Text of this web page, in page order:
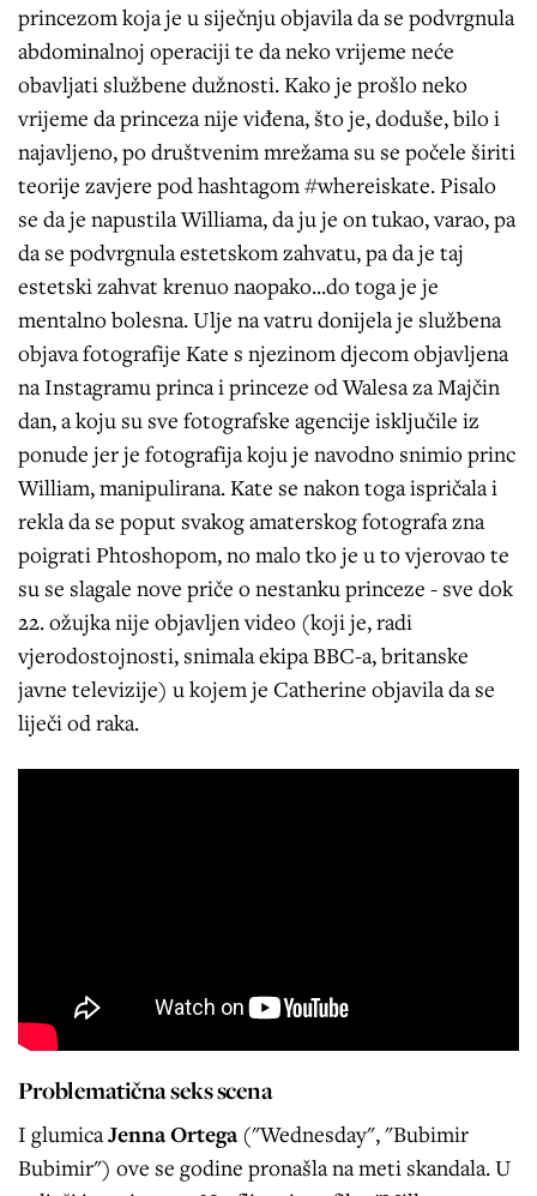
princezom koja je u siječnju objavila da se podvrgnula
abdominalnoj operaciji te da neko vrijeme neće
obavljati službene dužnosti. Kako je prošlo neko
vrijeme da princeza nije viđena, što je, doduše, bilo i
najavljeno, po društvenim mrežama su se počele širiti
teorije zavjere pod hashtagom #whereiskate. Pisalo
se da je napustila Williama, da ju je on tukao, varao, pa
da se podvrgnula estetskom zahvatu, pa da je taj
estetski zahvat krenuo naopako...do toga je je
mentalno bolesna. Ulje na vatru donijela je službena
objava fotografije Kate s njezinom djecom objavljena
na Instagramu princa i princeze od Walesa za Majčin
dan, a koju su sve fotografske agencije isključile iz
ponude jer je fotografija koju je navodno snimio princ
William, manipulirana. Kate se nakon toga ispričala i
rekla da se poput svakog amaterskog fotografa zna
poigrati Phtoshopom, no malo tko je u to vjerovao te
su se slagale nove priče o nestanku princeze - sve dok
22. ožujka nije objavljen video (koji je, radi
vjerodostojnosti, snimala ekipa BBC-a, britanske
javne televizije) u kojem je Catherine objavila da se
liječi od raka.
Problematična seks scena
I glumicaJenna Ortega("Wednesday", "Bubimir
Bubimir") ove se godine pronašla na meti skandala. U